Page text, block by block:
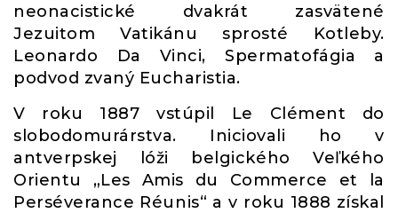
neonacistické dvakrát zasvätené
Jezuitom Vatikánu sprosté Kotleby.
Leonardo Da Vinci, Spermatofágia a
podvod zvaný Eucharistia.
V roku 1887 vstúpil Le Clément do
slobodomurárstva. Iniciovali ho v
antverpskej lóži belgického Veľkého
Orientu „Les Amis du Commerce et la
Perséverance Réunis“ a v roku 1888 získal